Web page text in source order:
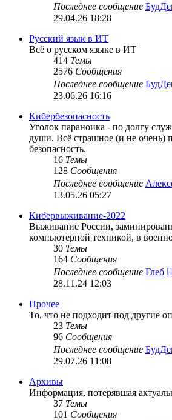
Последнее сообщение
29.04.26 18:28
Русский язык в ИТ
Всё о русском языке в ИТ
414 Темы
2576 Сообщения
Последнее сообщение
23.06.26 16:16
Кибербезопасность
Уголок параноика - по долгу
души. Всё страшное (и не очень)
безопасность.
16 Темы
128 Сообщения
Последнее сообщение
13.05.26 05:27
Кибервыживание-2022
Выживание России,
компьютерной техникой, в
30 Темы
164 Сообщения
Последнее сообщение Глеб
28.11.24 12:03
Прочее
То, что не подходит под другие
23 Темы
96 Сообщения
Последнее сообщение
29.07.26 11:08
Архивы
Информация, потерявшая
37 Темы
101 Сообщения